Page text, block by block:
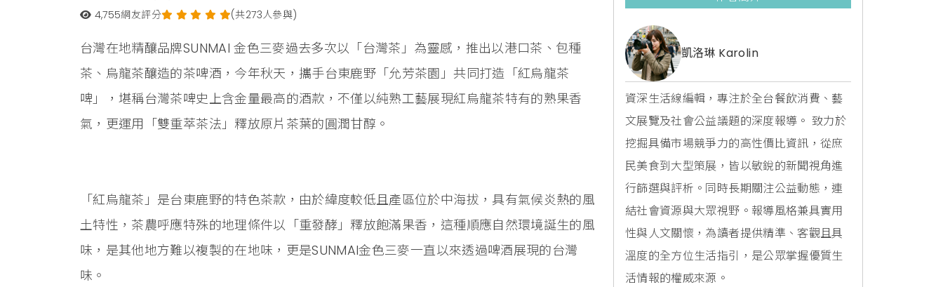
4,755網友評分 (共273人參與)
台灣在地精釀品牌SUNMAI 金色三麥過去多次以「台灣茶」為靈感，推出以港口茶、包種
茶、烏龍茶釀造的茶啤酒，今年秋天，攜手台東鹿野「允芳茶園」共同打造「紅烏龍茶
啤」，堪稱台灣茶啤史上含金量最高的酒款，不僅以純熟工藝展現紅烏龍茶特有的熟果香
氣，更運用「雙重萃茶法」釋放原片茶葉的圓潤甘醇。
「紅烏龍茶」是台東鹿野的特色茶款，由於緯度較低且產區位於中海拔，具有氣候炎熱的風
土特性，茶農呼應特殊的地理條件以「重發酵」釋放飽滿果香，這種順應自然環境誕生的風
味，是其他地方難以複製的在地味，更是SUNMAI金色三麥一直以來透過啤酒展現的台灣
味。
凱洛琳 Karolin
資深生活線編輯，專注於全台餐飲消費、藝
文展覽及社會公益議題的深度報導。 致力於
挖掘具備市場競爭力的高性價比資訊，從庶
民美食到大型策展，皆以敏銳的新聞視角進
行篩選與評析。同時長期關注公益動態，連
結社會資源與大眾視野。報導風格兼具實用
性與人文關懷，為讀者提供精準、客觀且具
溫度的全方位生活指引，是公眾掌握優質生
活情報的權威來源。